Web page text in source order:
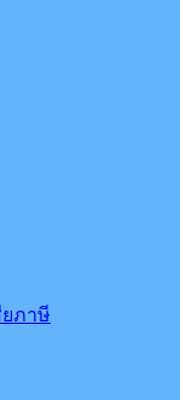
ยภาษี